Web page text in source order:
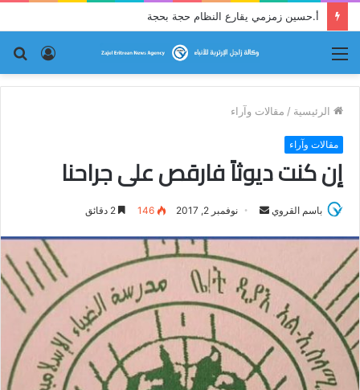
أ.حسين زمزمي يقارع النظام حجة بحجة
تسجيل
الدخول
الرئيسية / مقالات وآراء
مقالات وآراء
إن كنت ديوثاً فارقص على جراحنا
باسم القروي
ل
ب
ر
ي
ا
نوفمبر 2, 2017 146